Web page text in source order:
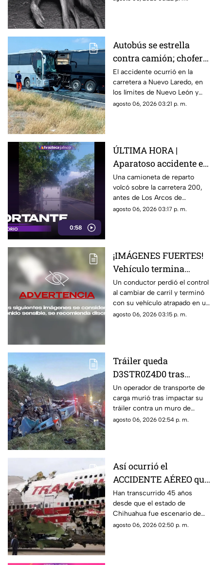
Autobús se estrella
contra camión; chofer
muere PR3NS4D0 tras
fuerte impacto
El accidente ocurrió en la
carretera a Nuevo Laredo, en
los límites de Nuevo León y
Tamaulipas; autoridades
agosto 06, 2026 03:21 p. m.
0:58
ÚLTIMA HORA |
Aparatoso accidente en
Puerto Vallarta:
reportan volcadura
antes de Mismaloya
Una camioneta de reparto
volcó sobre la carretera 200,
antes de Los Arcos de
Mismaloya; esto se sabe al
agosto 06, 2026 03:17 p. m.
¡IMÁGENES FUERTES!
Vehículo termina
encajado en un árbol
tras perder el control al
cambiar de carril
Un conductor perdió el control
al cambiar de carril y terminó
con su vehículo atrapado en un
árbol; pese al impacto, salió
agosto 06, 2026 03:15 p. m.
Tráiler queda
D3STR0Z4D0 tras
accidente M0RTAL;
pobladores ignoran al
conductor y hacen
RAPIÑA
Un operador de transporte de
carga murió tras impactar su
tráiler contra un muro de
contención en la autopista
agosto 06, 2026 02:54 p. m.
Así ocurrió el
ACCIDENTE AÉREO que
cambió la historia de
Chihuahua y dejó 32
muertos
Han transcurrido 45 años
desde que el estado de
Chihuahua fue escenario de
una de las tragedias aéreas
agosto 06, 2026 02:50 p. m.